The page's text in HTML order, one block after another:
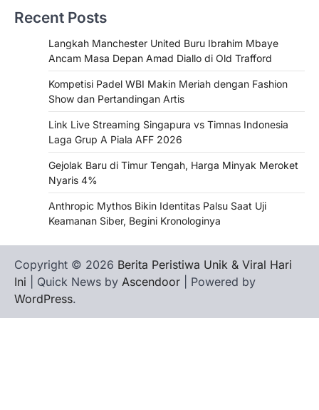
Recent Posts
Langkah Manchester United Buru Ibrahim Mbaye
Ancam Masa Depan Amad Diallo di Old Trafford
Kompetisi Padel WBI Makin Meriah dengan Fashion
Show dan Pertandingan Artis
Link Live Streaming Singapura vs Timnas Indonesia
Laga Grup A Piala AFF 2026
Gejolak Baru di Timur Tengah, Harga Minyak Meroket
Nyaris 4%
Anthropic Mythos Bikin Identitas Palsu Saat Uji
Keamanan Siber, Begini Kronologinya
Copyright © 2026 Berita Peristiwa Unik & Viral Hari
Ini | Quick News by Ascendoor | Powered by
WordPress.